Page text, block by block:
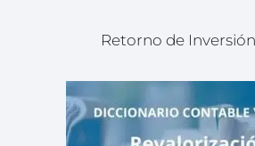
Retorno de Inversión